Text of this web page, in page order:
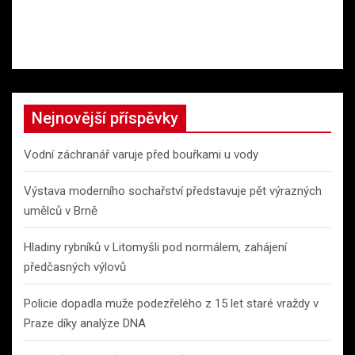
Nejnovější příspěvky
Vodní záchranář varuje před bouřkami u vody
Výstava moderního sochařství představuje pět výrazných
umělců v Brně
Hladiny rybníků v Litomyšli pod normálem, zahájení
předčasných výlovů
Policie dopadla muže podezřelého z 15 let staré vraždy v
Praze díky analýze DNA